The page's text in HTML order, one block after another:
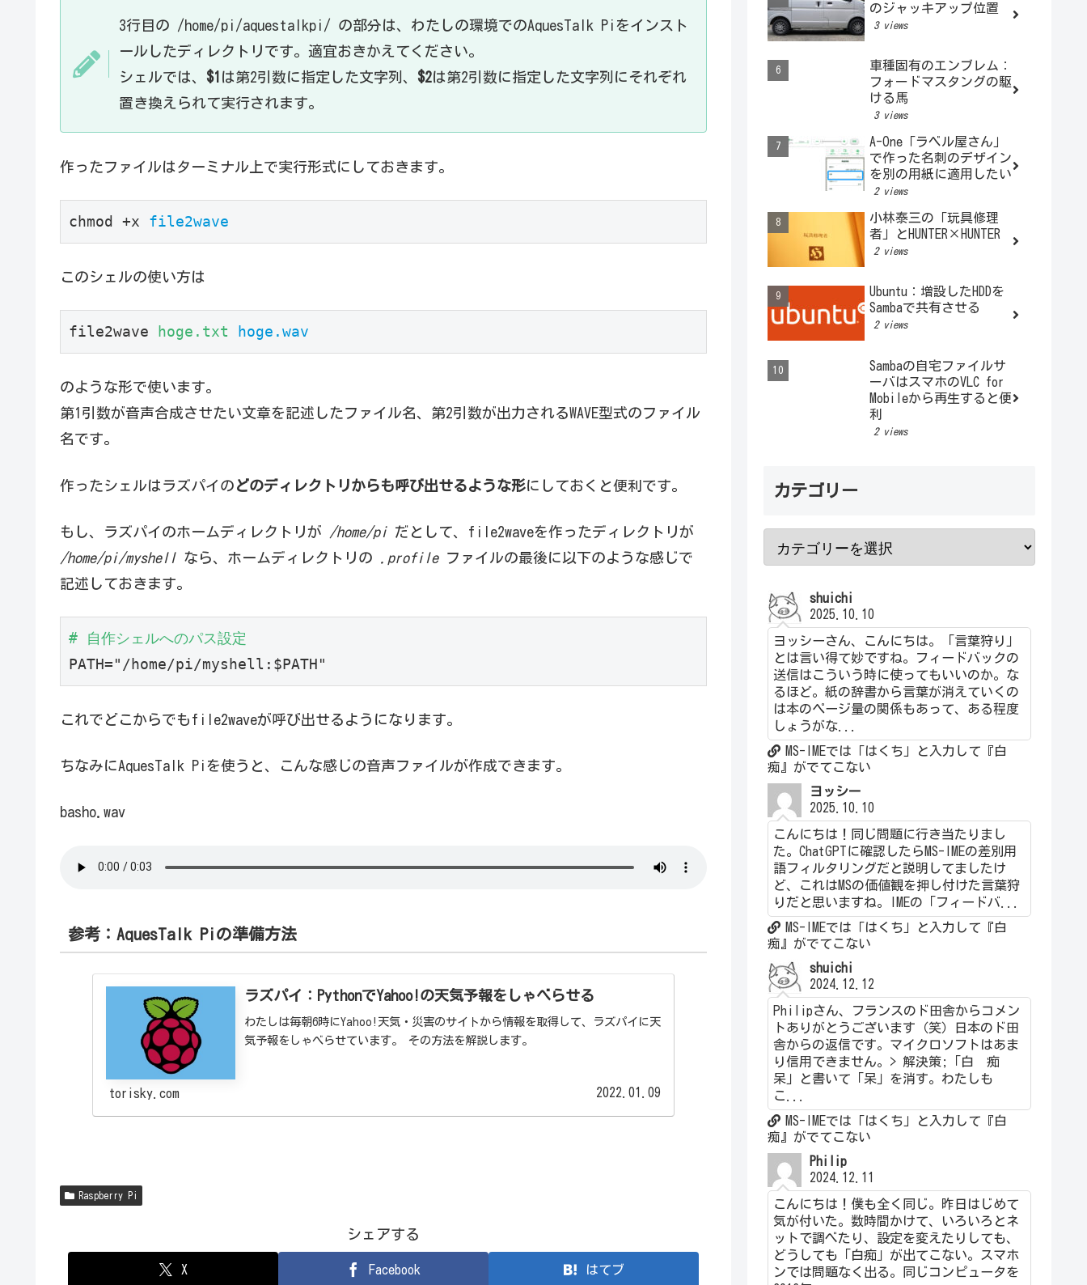
3行目の /home/pi/aquestalkpi/ の部分は、わたしの環境でのAquesTalk Piをインスト
ールしたディレクトリです。適宜おきかえてください。
シェルでは、 $1 は第2引数に指定した文字列、 $2は第2引数に指定した文字列にそれぞれ
置き換えられて実行されます。
作ったファイルはターミナル上で実行形式にしておきます。
chmod +x file2wave
このシェルの使い方は
file2wave hoge.txt hoge.wav
のような形で使います。
第1引数が音声合成させたい文章を記述したファイル名、第2引数が出力されるWAVE型式のファイル
名です。
作ったシェルはラズパイの どのディレクトリからも呼び出せるような形にしておくと便利です。
もし、ラズパイのホームディレクトリが /home/pi だとして、file2waveを作ったディレクトリが
/home/pi/myshell なら、ホームディレクトリの .profileファイルの最後に以下のような感じで
記述しておきます。
# 自作シェルへのパス設定
PATH="/home/pi/myshell:$PATH"
これでどこからでもfile2waveが呼び出せるようになります。
ちなみにAquesTalk Piを使うと、こんな感じの音声ファイルが作成できます。
basho.wav
参考：AquesTalk Piの準備方法
ラズパイ：PythonでYahoo!の天気予報をしゃべらせる
わたしは毎朝6時にYahoo!天気・災害のサイトから情報を取得して、ラズパイに天
気予報をしゃべらせています。 その方法を解説します。
torisky.com 2022.01.09
Raspberry Pi
シェアする
X Facebook はてブ
のジャッキアップ位置
3 views
車種固有のエンブレム：
フォードマスタングの駆
ける馬
3 views
A-One「ラベル屋さん」
で作った名刺のデザイン
を別の用紙に適用したい
2 views
小林泰三の「玩具修理
者」とHUNTER×HUNTER
2 views
Ubuntu：増設したHDDを
Sambaで共有させる
2 views
Sambaの自宅ファイルサ
ーバはスマホのVLC for
Mobileから再生すると便
利
2 views
カテゴリー
shuichi
2025.10.10
ヨッシーさん、こんにちは。「言葉狩り」
とは言い得て妙ですね。フィードバックの
送信はこういう時に使ってもいいのか。な
るほど。紙の辞書から言葉が消えていくの
は本のページ量の関係もあって、ある程度
しょうがな...
MS-IMEでは「はくち」と入力して『白
痴』がでてこない
ヨッシー
2025.10.10
こんにちは！同じ問題に行き当たりまし
た。ChatGPTに確認したらMS-IMEの差別用
語フィルタリングだと説明してましたけ
ど、これはMSの価値観を押し付けた言葉狩
りだと思いますね。IMEの「フィードバ...
MS-IMEでは「はくち」と入力して『白
痴』がでてこない
shuichi
2024.12.12
Philipさん、フランスのド田舎からコメン
トありがとうございます（笑）日本のド田
舎からの返信です。マイクロソフトはあま
り信用できません。> 解決策;「白 痴
呆」と書いて「呆」を消す。わたしも
こ...
MS-IMEでは「はくち」と入力して『白
痴』がでてこない
Philip
2024.12.11
こんにちは！僕も全く同じ。昨日はじめて
気が付いた。数時間かけて、いろいろとネ
ットで調べたり、設定を変えたりしても、
どうしても「白痴」が出てこない。スマホ
ンでは問題なく出る。同じコンピュータを